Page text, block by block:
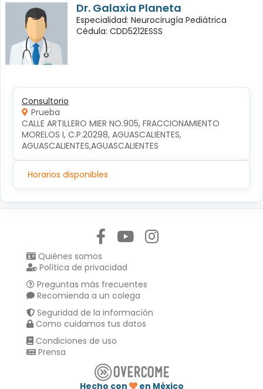
Dr. Galaxia Planeta
Especialidad: Neurocirugía Pediátrica
Cédula: CDD5212ESSS
Consultorio
Prueba
CALLE ARTILLERO MIER NO.905, FRACCIONAMIENTO
MORELOS I, C.P.20298, AGUASCALIENTES,
AGUASCALIENTES,AGUASCALIENTES
Horarios disponibles
Quiénes somos
Política de privacidad
Preguntas más frecuentes
Recomienda a un colega
Seguridad de la información
Como cuidamos tus datos
Condiciones de uso
Prensa
Hecho con en México